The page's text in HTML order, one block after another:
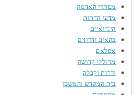
מסתרי האדמה
מדעי הדתות
הינדואיזם
בהאים ודרוזים
אסלאם
מחוללי קדושה
יהדות וקבלה
בית המקדש והמשכן